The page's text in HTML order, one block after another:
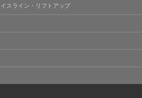
)について】
インターネット閲覧を行う際、又は
せておく機能です。
Cookie及び類似技術を使用して収集
マンス改善や、WEBサイトを通じて
向上・改善のため、Cookieを使用す
ご使用のブラウザによりCookieを無
スライン・リフトアップ